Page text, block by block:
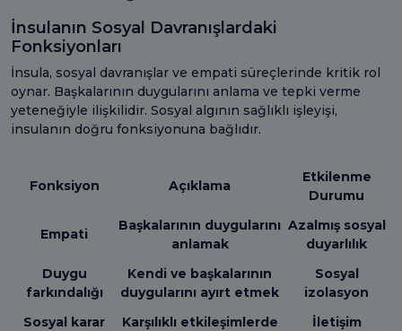
İnsulanın Sosyal Davranışlardaki
Fonksiyonları
İnsula, sosyal davranışlar ve empati süreçlerinde kritik rol
oynar. Başkalarının duygularını anlama ve tepki verme
yeteneğiyle ilişkilidir. Sosyal algının sağlıklı işleyişi,
insulanın doğru fonksiyonuna bağlıdır.
Fonksiyon Açıklama
Etkilenme
Durumu
Empati
Başkalarının duygularını
anlamak
Azalmış sosyal
duyarlılık
Duygu
farkındalığı
Kendi ve başkalarının
duygularını ayırt etmek
Sosyal
izolasyon
Sosyal karar
Karşılıklı etkileşimlerde
İletişim